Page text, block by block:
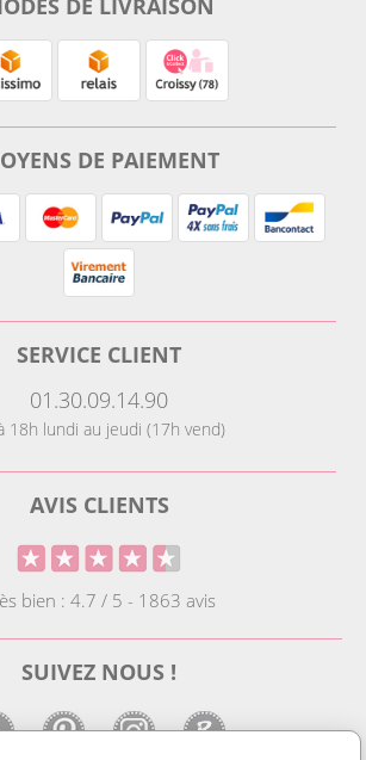
DE LIVRAISON
DE PAIEMENT
SERVICE CLIENT
01.30.09.14.90
18h lundi au jeudi (17h vend)
AVIS CLIENTS
bien : 4.7 / 5 - 1863 avis
SUIVEZ NOUS !